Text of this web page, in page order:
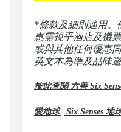
*條款及細則適用。
惠需視乎酒店及機
或與其他任何優惠
英文本為準及品味
按此查閱 六善 Six
愛地球 | Six Senses 地